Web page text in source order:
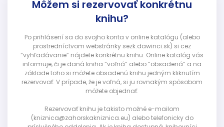
Môžem si rezervovať konkrétnu
knihu?
Po prihlásení sa do svojho konta v online katalógu (alebo
prostredníctvom webstránky sezk.dawinci.sk) si cez
“vyhľadávanie” nájdete konkrétnu knihu. Online katalóg vás
informuje, či je daná kniha “voľná” alebo “obsadená” a na
základe toho si môžete obsadenú knihu jedným kliknutím
rezervovať. V prípade, že je voľná, si ju rovnakým spôsobom
môžete objednať.
Rezervovať knihu je takisto možné e-mailom
(kniznica@zahorskakniznica.eu) alebo telefonicky do